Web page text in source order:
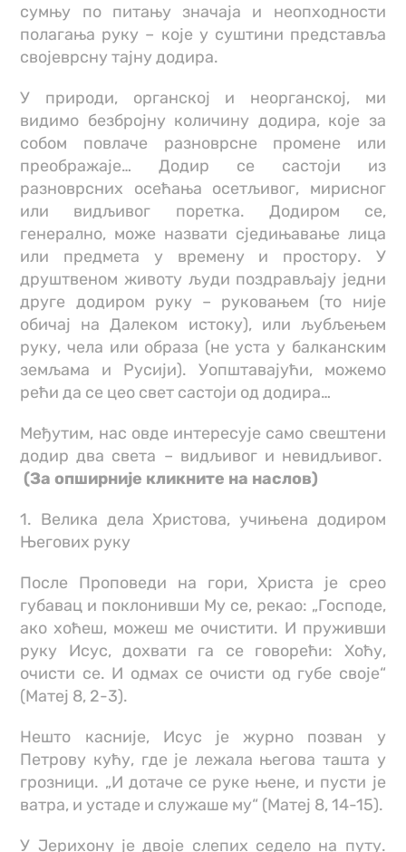
сумњу по питању значаја и неопходности
полагања руку – које у суштини представља
својеврсну тајну додира.
У природи, органској и неорганској, ми
видимо безбројну количину додира, које за
собом повлаче разноврсне промене или
преображаје… Додир се састоји из
разноврсних осећања осетљивог, мирисног
или видљивог поретка. Додиром се,
генерално, може назвати сједињавање лица
или предмета у времену и простору. У
друштвеном животу људи поздрављају једни
друге додиром руку – руковањем (то није
обичај на Далеком истоку), или љубљењем
руку, чела или образа (не уста у балканским
земљама и Русији). Уопштавајући, можемо
рећи да се цео свет састоји од додира…
Међутим, нас овде интересује само свештени
додир два света – видљивог и невидљивог.
(За опширније кликните на наслов)
1. Велика дела Христова, учињена додиром
Његових руку
После Проповеди на гори, Христа је срео
губавац и поклонивши Му се, рекао: „Господе,
ако хоћеш, можеш ме очистити. И пруживши
руку Исус, дохвати га се говорећи: Хоћу,
очисти се. И одмах се очисти од губе своје“
(Матеј 8, 2-3).
Нешто касније, Исус је журно позван у
Петрову кућу, где је лежала његова ташта у
грозници. „И дотаче се руке њене, и пусти је
ватра, и устаде и служаше му“ (Матеј 8, 14-15).
У Јерихону је двоје слепих седело на путу.